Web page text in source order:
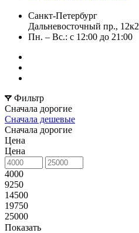
Санкт-Петербург
Дальневосточный пр., 12к2
Пн. – Вс.: с 12:00 до 21:00
Фильтр
Сначала дорогие
Сначала дешевые
Сначала дорогие
Цена
Цена
4000
9250
14500
19750
25000
Показать